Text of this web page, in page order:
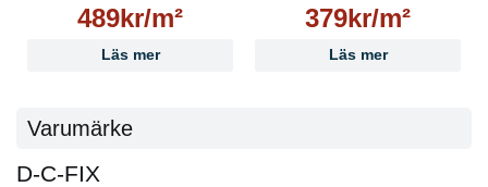
489kr/m²
Läs mer
379kr/m²
Läs mer
Varumärke
D-C-FIX